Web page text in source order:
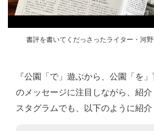
書評を書いてくだっさったライター・河
『公園「で」遊ぶから、公園「を
のメッセージに注目しながら、紹
スタグラムでも、以下のように紹介